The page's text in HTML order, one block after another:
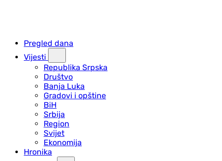
Pregled dana
Vijesti
Republika Srpska
Društvo
Banja Luka
Gradovi i opštine
BiH
Srbija
Region
Svijet
Ekonomija
Hronika